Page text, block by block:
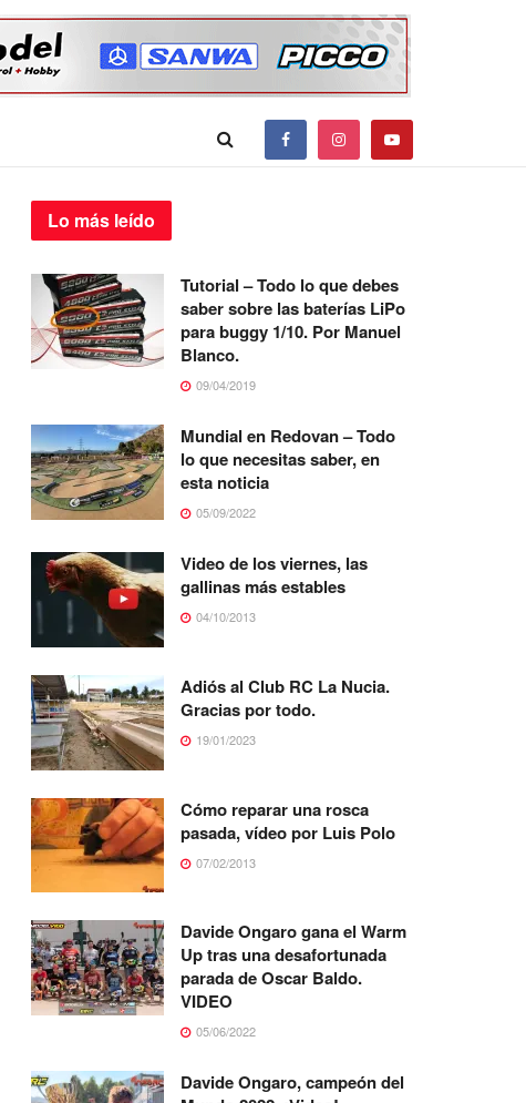
Lo más leído
Tutorial – Todo lo que debes
saber sobre las baterías LiPo
para buggy 1/10. Por Manuel
Blanco.
09/04/2019
Mundial en Redovan – Todo
lo que necesitas saber, en
esta noticia
05/09/2022
Video de los viernes, las
gallinas más estables
04/10/2013
Adiós al Club RC La Nucia.
Gracias por todo.
19/01/2023
Cómo reparar una rosca
pasada, vídeo por Luis Polo
07/02/2013
Davide Ongaro gana el Warm
Up tras una desafortunada
parada de Oscar Baldo.
VIDEO
05/06/2022
Davide Ongaro, campeón del